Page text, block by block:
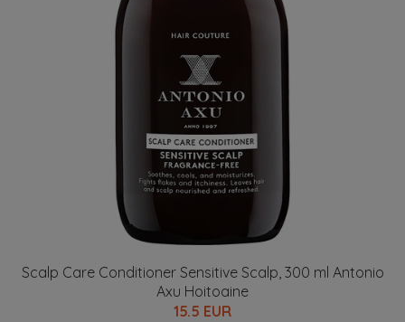
Scalp Care Conditioner Sensitive Scalp, 300 ml Antonio
Axu Hoitoaine
15.5 EUR